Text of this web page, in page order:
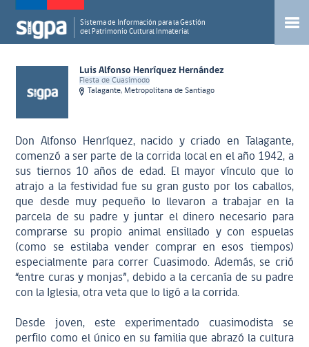
Sistema de Información para la Gestión
del Patrimonio Cultural Inmaterial
Luis Alfonso Henríquez Hernández
Fiesta de Cuasimodo
Talagante, Metropolitana de Santiago
Don Alfonso Henríquez, nacido y criado en Talagante,
comenzó a ser parte de la corrida local en el año 1942, a
sus tiernos 10 años de edad. El mayor vínculo que lo
atrajo a la festividad fue su gran gusto por los caballos,
que desde muy pequeño lo llevaron a trabajar en la
parcela de su padre y juntar el dinero necesario para
comprarse su propio animal ensillado y con espuelas
(como se estilaba vender comprar en esos tiempos)
especialmente para correr Cuasimodo. Además, se crió
“entre curas y monjas”, debido a la cercanía de su padre
con la Iglesia, otra veta que lo ligó a la corrida.
Desde joven, este experimentado cuasimodista se
perfilo como el único en su familia que abrazó la cultura